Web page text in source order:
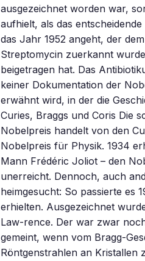
ausgezeichnet worden war,
aufhielt, als das
das Jahr 1952 angeht, der
Streptomycin zuerkannt
beigetragen hat. Das
keiner Dokumentation der
erwähnt wird, in der die
Curies, Braggs und Coris Die
Nobelpreis handelt von den
Nobelpreis für Physik. 1934
Mann Frédéric Joliot – den
unerreicht. Dennoch, auch
heimgesucht: So passierte es
erhielten. Ausgezeichnet
Law-rence. Der war zwar
gemeint, wenn vom Bragg-
Röntgenstrahlen an Kristallen